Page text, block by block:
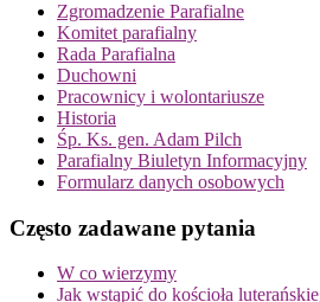
Zgromadzenie Parafialne
Komitet parafialny
Rada Parafialna
Duchowni
Pracownicy i wolontariusze
Historia
Śp. Ks. gen. Adam Pilch
Parafialny Biuletyn Informacyjny
Formularz danych osobowych
Często zadawane pytania
W co wierzymy
Jak wstąpić do kościoła